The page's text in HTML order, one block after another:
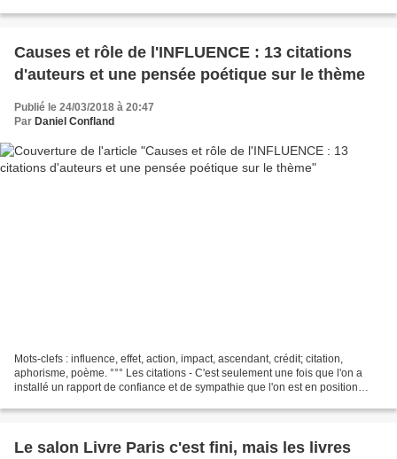
Causes et rôle de l'INFLUENCE : 13 citations
d'auteurs et une pensée poétique sur le thème
Publié le 24/03/2018 à 20:47
Par Daniel Confland
Mots-clefs : influence, effet, action, impact, ascendant, crédit; citation,
aphorisme, poème. °°° Les citations - C'est seulement une fois que l'on a
installé un rapport de confiance et de sympathie que l'on est en position
Le salon Livre Paris c'est fini, mais les livres